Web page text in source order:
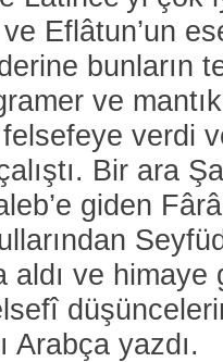
Eflâtun’un
bunların
ve
verdi
Bir ara
giden
aldı ve himaye
Arabça yazdı.